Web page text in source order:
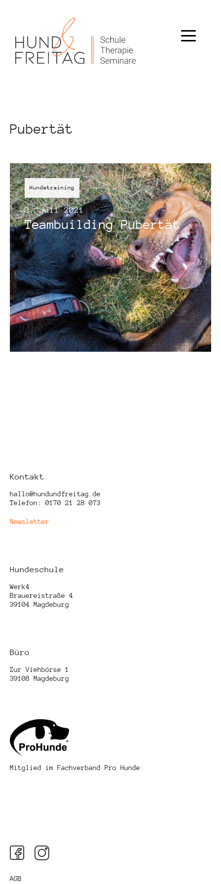
Pubertät
Hundetraining
3. Juli 2021
Teambuilding Pubertät
Kontakt
hallo@hundundfreitag.de
Telefon: 0170 21 28 073
Newsletter
Hundeschule
Werk4
Brauereistraße 4
39104 Magdeburg
Büro
Zur Viehbörse 1
39108 Magdeburg
Mitglied im Fachverband Pro Hunde
AGB